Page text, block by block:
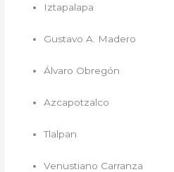
Iztapalapa
Gustavo A. Madero
Álvaro Obregón
Azcapotzalco
Tlalpan
Venustiano Carranza